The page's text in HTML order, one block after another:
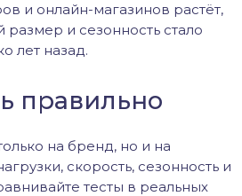
и онлайн-магазинов растёт,
размер и сезонность стало
лет назад.
правильно
на бренд, но и на
скорость, сезонность и
тесты в реальных